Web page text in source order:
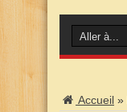
Accueil »